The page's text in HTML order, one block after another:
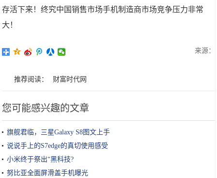
存活下来！终究中国销售市场手机制造商市场竞争压力非常
大！
来源：
推荐阅读： 财富时代网
您可能感兴趣的文章
旗舰君临，三星Galaxy S8图文上手
说说手上的S7edge的真切使用感受
小米终于祭出“黑科技?
努比亚全面屏滑盖手机曝光